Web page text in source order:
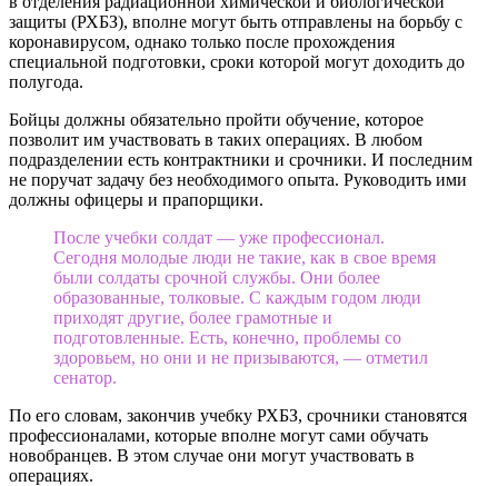
защиты (РХБЗ), вполне могут быть отправлены на борьбу с
коронавирусом, однако только после прохождения
специальной подготовки, сроки которой могут доходить до
полугода.
Бойцы должны обязательно пройти обучение, которое
позволит им участвовать в таких операциях. В любом
подразделении есть контрактники и срочники. И последним
не поручат задачу без необходимого опыта. Руководить ими
должны офицеры и прапорщики.
После учебки солдат — уже профессионал.
Сегодня молодые люди не такие, как в свое время
были солдаты срочной службы. Они более
образованные, толковые. С каждым годом люди
приходят другие, более грамотные и
подготовленные. Есть, конечно, проблемы со
здоровьем, но они и не призываются, — отметил
сенатор.
По его словам, закончив учебку РХБЗ, срочники становятся
профессионалами, которые вполне могут сами обучать
новобранцев. В этом случае они могут участвовать в
операциях.